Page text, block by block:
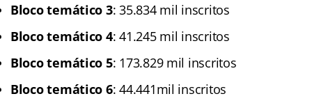
Bloco temático 3: 35.834 mil inscritos
Bloco temático 4: 41.245 mil inscritos
Bloco temático 5: 173.829 mil inscritos
Bloco temático 6: 44.441mil inscritos